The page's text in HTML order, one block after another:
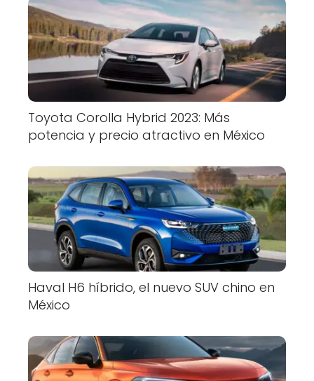
Toyota Corolla Hybrid 2023: Más
potencia y precio atractivo en México
Haval H6 híbrido, el nuevo SUV chino en
México